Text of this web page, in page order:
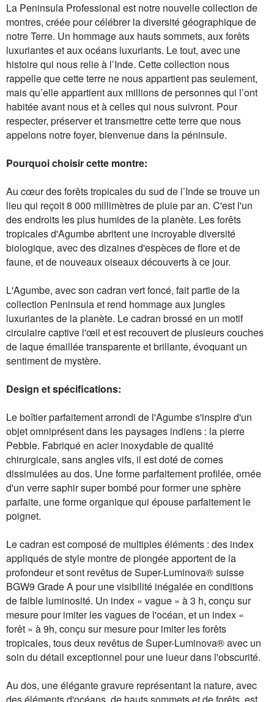
La Peninsula Professional est notre nouvelle collection de
montres, créée pour célébrer la diversité géographique de
notre Terre. Un hommage aux hauts sommets, aux forêts
luxuriantes et aux océans luxuriants. Le tout, avec une
histoire qui nous relie à l’Inde. Cette collection nous
rappelle que cette terre ne nous appartient pas seulement,
mais qu’elle appartient aux millions de personnes qui l’ont
habitée avant nous et à celles qui nous suivront. Pour
respecter, préserver et transmettre cette terre que nous
appelons notre foyer, bienvenue dans la péninsule.
Pourquoi choisir cette montre:
Au cœur des forêts tropicales du sud de l’Inde se trouve un
lieu qui reçoit 8 000 millimètres de pluie par an. C'est l'un
des endroits les plus humides de la planète. Les forêts
tropicales d'Agumbe abritent une incroyable diversité
biologique, avec des dizaines d'espèces de flore et de
faune, et de nouveaux oiseaux découverts à ce jour.
L'Agumbe, avec son cadran vert foncé, fait partie de la
collection Peninsula et rend hommage aux jungles
luxuriantes de la planète. Le cadran brossé en un motif
circulaire captive l'œil et est recouvert de plusieurs couches
de laque émaillée transparente et brillante, évoquant un
sentiment de mystère.
Design et spécifications:
Le boîtier parfaitement arrondi de l'Agumbe s'inspire d'un
objet omniprésent dans les paysages indiens : la pierre
Pebble. Fabriqué en acier inoxydable de qualité
chirurgicale, sans angles vifs, il est doté de cornes
dissimulées au dos. Une forme parfaitement profilée, ornée
d'un verre saphir super bombé pour former une sphère
parfaite, une forme organique qui épouse parfaitement le
poignet.
Le cadran est composé de multiples éléments : des index
appliqués de style montre de plongée apportent de la
profondeur et sont revêtus de Super-Luminova® suisse
BGW9 Grade A pour une visibilité inégalée en conditions
de faible luminosité. Un index « vague » à 3 h, conçu sur
mesure pour imiter les vagues de l'océan, et un index «
forêt » à 9h, conçu sur mesure pour imiter les forêts
tropicales, tous deux revêtus de Super-Luminova® avec un
soin du détail exceptionnel pour une lueur dans l'obscurité.
Au dos, une élégante gravure représentant la nature, avec